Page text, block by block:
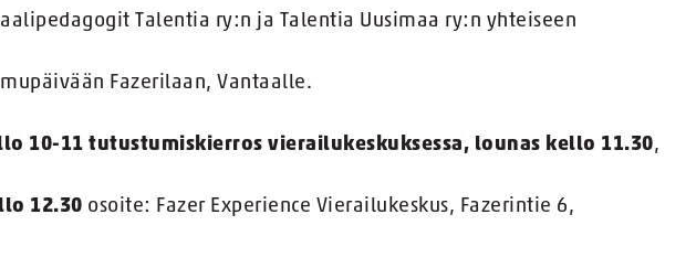
Talentia ry:n ja Talentia Uusimaa ry:n yhteiseen
Fazerilaan, Vantaalle.
10-11 tutustumiskierros vierailukeskuksessa, lounas kello 11.30,
12.30 osoite: Fazer Experience Vierailukeskus, Fazerintie 6,